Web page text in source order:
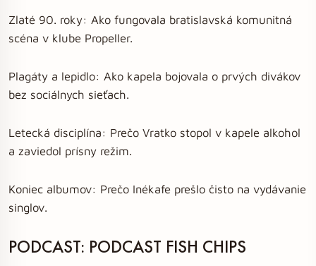
Zlaté 90. roky: Ako fungovala bratislavská komunitná
scéna v klube Propeller.
Plagáty a lepidlo: Ako kapela bojovala o prvých divákov
bez sociálnych sieťach.
Letecká disciplína: Prečo Vratko stopol v kapele alkohol
a zaviedol prísny režim.
Koniec albumov: Prečo Inékafe prešlo čisto na vydávanie
singlov.
PODCAST: PODCAST FISH CHIPS